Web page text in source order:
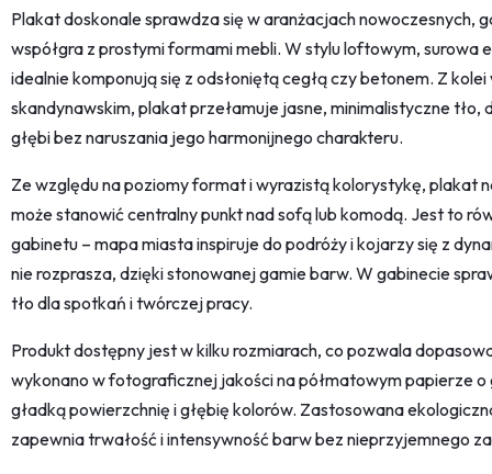
Plakat doskonale sprawdza się w aranżacjach nowoczesnych,
współgra z prostymi formami mebli. W stylu loftowym, surowa
idealnie komponują się z odsłoniętą cegłą czy betonem. Z
skandynawskim, plakat przełamuje jasne, minimalistyczne
głębi bez naruszania jego harmonijnego charakteru.
Ze względu na poziomy format i wyrazistą kolorystykę, plakat
może stanowić centralny punkt nad sofą lub komodą. Jest to
gabinetu – mapa miasta inspiruje do podróży i kojarzy się z
nie rozprasza, dzięki stonowanej gamie barw. W gabinecie
tło dla spotkań i twórczej pracy.
Produkt dostępny jest w kilku rozmiarach, co pozwala
wykonano w fotograficznej jakości na półmatowym papierze
gładką powierzchnię i głębię kolorów. Zastosowana
zapewnia trwałość i intensywność barw bez nieprzyjemnego